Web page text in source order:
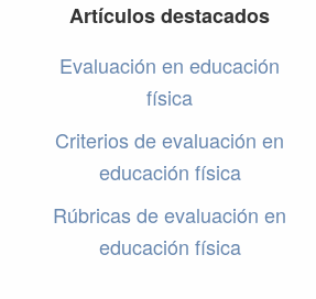
Artículos destacados
Evaluación en educación
física
Criterios de evaluación en
educación física
Rúbricas de evaluación en
educación física